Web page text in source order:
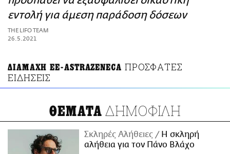
ΑΜΠΑ
PRINT
εντολή για άμεση παράδοση δόσεων
THE LIFO TEAM
26.5.2021
ΔΙΑΜΑΧΗ ΕΕ-ASTRAZENECA ΠΡΟΣΦΑΤΕΣ
ΕΙΔΗΣΕΙΣ
ΘΕΜΑΤΑ ΔΗΜΟΦΙΛΗ
Σκληρές Αλήθειες
H σκληρή
αλήθεια για τον Πάνο Βλάχο